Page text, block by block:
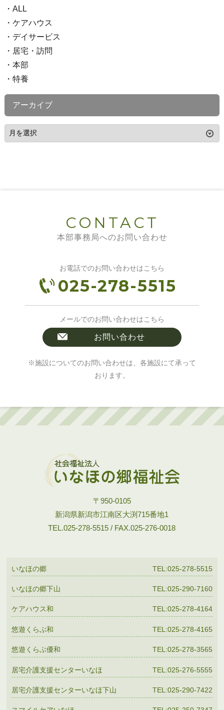
ALL
ケアハウス
デイサービス
居宅・訪問
本部
特養
アーカイブ
CONTACT
本部事務局へのお問い合わせ
お電話でのお問い合わせはこちら
025-278-5515
メールでのお問い合わせはこちら
お問い合わせ
※施設についてのお問い合わせは、各施設にて承って
おります。
〒950-0105
新潟県新潟市江南区大渕715番地1
TEL.025-278-5515 / FAX.025-276-0018
いなほの郷 TEL:025-278-5515
いなほの郷下山 TEL:025-290-7160
ケアハウス和 TEL:025-278-4164
悠遊くらぶ和 TEL:025-278-4165
悠遊くらぶ優和 TEL:025-278-3565
居宅介護支援センターいなほ TEL:025-276-5555
居宅介護支援センターいなほ下山 TEL:025-290-7422